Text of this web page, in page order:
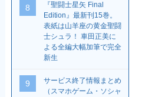
8
『聖闘士星矢 Final
Edition』最新刊15巻。
表紙は山羊座の黄金聖闘
士シュラ！ 車田正美に
よる全編大幅加筆で完全
新生
9
サービス終了情報まとめ
（スマホゲーム・ソシャ